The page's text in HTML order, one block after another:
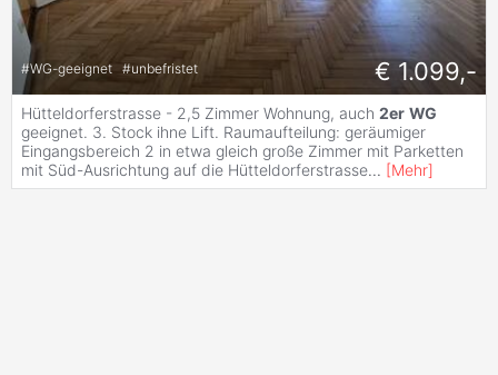
#WG-geeignet #unbefristet € 1.099,-
Hütteldorferstrasse - 2,5 Zimmer Wohnung, auch 2er WG
geeignet. 3. Stock ihne Lift. Raumaufteilung: geräumiger
Eingangsbereich 2 in etwa gleich große Zimmer mit Parketten
mit Süd-Ausrichtung auf die Hütteldorferstrasse... [Mehr]